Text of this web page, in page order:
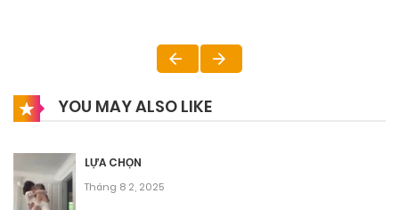
YOU MAY ALSO LIKE
LỰA CHỌN
Tháng 8 2, 2025